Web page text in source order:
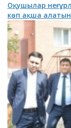
Оқушылар
көп ақша